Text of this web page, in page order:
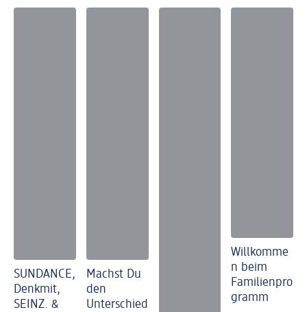
SUNDANCE,
Denkmit,
SEINZ. &
Machst Du
den
Unterschied
Willkomme
n beim
Familienpro
gramm